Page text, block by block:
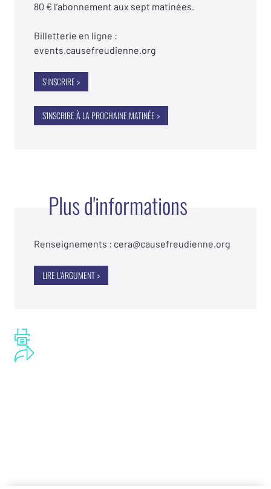
80 € l’abonnement aux sept matinées.
Billetterie en ligne :
events.causefreudienne.org
S’INSCRIRE >
S'INSCRIRE À LA PROCHAINE MATINÉE >
Plus d'informations
Renseignements : cera@causefreudienne.org
LIRE L'ARGUMENT >